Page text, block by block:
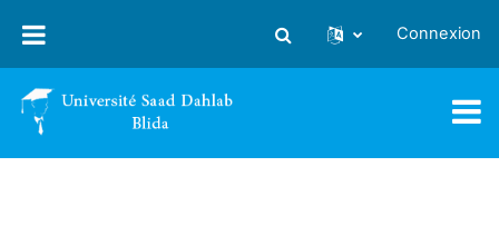
Activer/désactiver la saisie
Connexion